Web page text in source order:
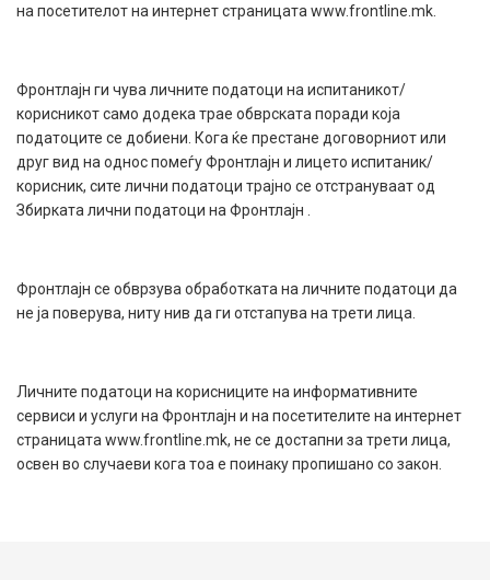
на посетителот на интернет страницата www.frontline.mk.
Фронтлајн ги чува личните податоци на испитаникот/
корисникот само додека трае обврската поради која
податоците се добиени. Кога ќе престане договорниот или
друг вид на однос помеѓу Фронтлајн и лицето испитаник/
корисник, сите лични податоци трајно се отстрануваат од
Збирката лични податоци на Фронтлајн .
Фронтлајн се обврзува обработката на личните податоци да
не ја поверува, ниту нив да ги отстапува на трети лица.
Личните податоци на корисниците на информативните
сервиси и услуги на Фронтлајн и на посетителите на интернет
страницата www.frontline.mk, не се достапни за трети лица,
освен во случаеви кога тоа е поинаку пропишано со закон.